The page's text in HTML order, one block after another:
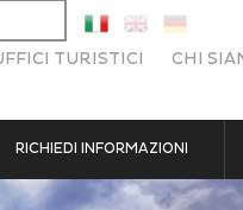
TURISTICI CHI
RICHIEDI INFORMAZIONI